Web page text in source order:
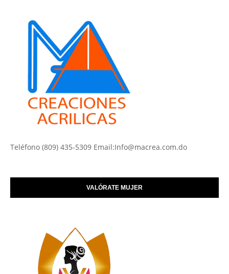
Teléfono (809) 435-5309 Email:Info@macrea.com.do
VALÓRATE MUJER